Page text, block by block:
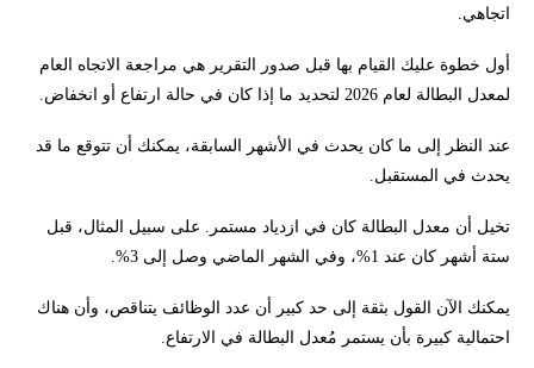
اتجاهي.
أول خطوة عليك القيام بها قبل صدور التقرير هي مراجعة الاتجاه العام
لمعدل البطالة لعام 2026 لتحديد ما إذا كان في حالة ارتفاع أو انخفاض.
عند النظر إلى ما كان يحدث في الأشهر السابقة، يمكنك أن تتوقع ما قد
يحدث في المستقبل.
تخيل أن معدل البطالة كان في ازدياد مستمر. على سبيل المثال، قبل
ستة أشهر كان عند 1%، وفي الشهر الماضي وصل إلى 3%.
يمكنك الآن القول بثقة إلى حد كبير أن عدد الوظائف يتناقص، وأن هناك
احتمالية كبيرة بأن يستمر مُعدل البطالة في الارتفاع.